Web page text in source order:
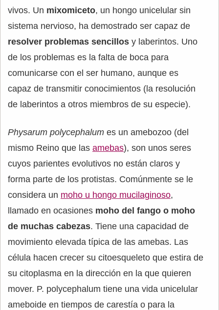
vivos. Un mixomiceto, un hongo unicelular sin
sistema nervioso, ha demostrado ser capaz de
resolver problemas sencillos y laberintos. Uno
de los problemas es la falta de boca para
comunicarse con el ser humano, aunque es
capaz de transmitir conocimientos (la resolución
de laberintos a otros miembros de su especie).
Physarum polycephalum es un amebozoo (del
mismo Reino que las amebas), son unos seres
cuyos parientes evolutivos no están claros y
forma parte de los protistas. Comúnmente se le
considera un moho u hongo mucilaginoso,
llamado en ocasiones moho del fango o moho
de muchas cabezas. Tiene una capacidad de
movimiento elevada típica de las amebas. Las
célula hacen crecer su citoesqueleto que estira de
su citoplasma en la dirección en la que quieren
mover. P. polycephalum tiene una vida unicelular
ameboide en tiempos de carestía o para la